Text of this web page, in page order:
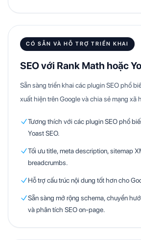
CÓ SẴN VÀ HỖ TRỢ TRIỂN KHAI
SEO với Rank Math hoặc
Sẵn sàng triển khai các plugin SEO phổ
xuất hiện trên Google và chia sẻ mạng xã
Tương thích với các plugin SEO phổ
Yoast SEO.
Tối ưu title, meta description, sitemap
breadcrumbs.
Hỗ trợ cấu trúc nội dung tốt hơn cho
Sẵn sàng mở rộng schema, chuyển
và phân tích SEO on-page.